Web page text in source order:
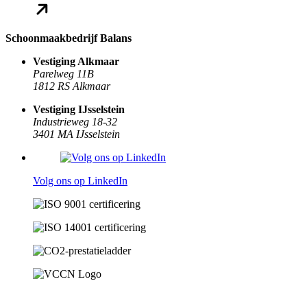
Schoonmaakbedrijf Balans
Vestiging Alkmaar
Parelweg 11B
1812 RS Alkmaar
Vestiging IJsselstein
Industrieweg 18-32
3401 MA IJsselstein
Volg ons op LinkedIn